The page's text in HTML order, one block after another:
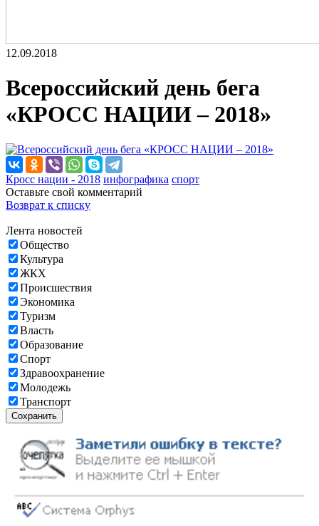
12.09.2018
Всероссийский день бега
«КРОСС НАЦИИ – 2018»
Кросс нации - 2018 инфографика спорт
Оставьте свой комментарий
Возврат к списку
Лента новостей
Общество
Культура
ЖКХ
Происшествия
Экономика
Туризм
Власть
Образование
Спорт
Здравоохранение
Молодежь
Транспорт
Сохранить